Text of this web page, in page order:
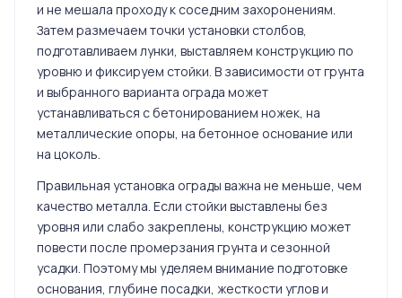
и не мешала проходу к соседним захоронениям.
Затем размечаем точки установки столбов,
подготавливаем лунки, выставляем конструкцию по
уровню и фиксируем стойки. В зависимости от грунта
и выбранного варианта ограда может
устанавливаться с бетонированием ножек, на
металлические опоры, на бетонное основание или
на цоколь.
Правильная установка ограды важна не меньше, чем
качество металла. Если стойки выставлены без
уровня или слабо закреплены, конструкцию может
повести после промерзания грунта и сезонной
усадки. Поэтому мы уделяем внимание подготовке
основания, глубине посадки, жесткости углов и